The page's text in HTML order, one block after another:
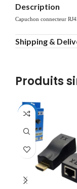
Description
Capuchon connecteur
Shipping &
Produits
-53%